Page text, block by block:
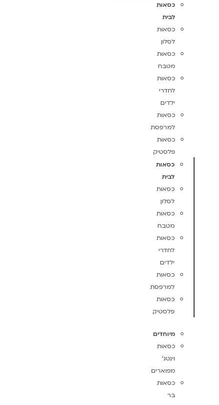
כסאות
לבית
כסאות
לסלון
כסאות
מטבח
כסאות
לחדרי
ילדים
כסאות
למרפסת
כסאות
פלסטיק
כסאות
לבית
כסאות
לסלון
כסאות
מטבח
כסאות
לחדרי
ילדים
כסאות
למרפסת
כסאות
פלסטיק
מיוחדים
כסאות
וינטג'
מפוארים
כסאות
בר